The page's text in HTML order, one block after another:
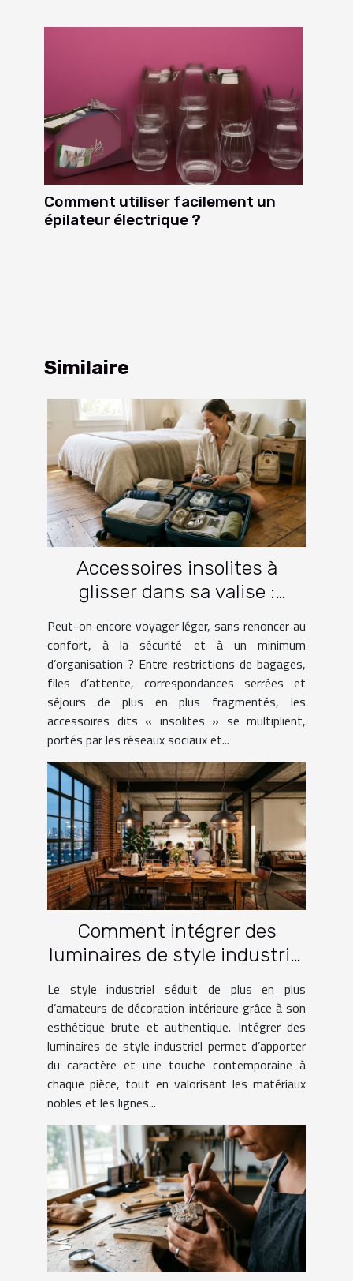
Comment utiliser facilement un
épilateur électrique ?
Similaire
Accessoires insolites à
glisser dans sa valise :
lesquels facilitent vraiment
le voyage ?
Peut-on encore voyager léger, sans renoncer au
confort, à la sécurité et à un minimum
d’organisation ? Entre restrictions de bagages,
files d’attente, correspondances serrées et
séjours de plus en plus fragmentés, les
accessoires dits « insolites » se multiplient,
portés par les réseaux sociaux et...
Comment intégrer des
luminaires de style industriel
dans votre intérieur ?
Le style industriel séduit de plus en plus
d’amateurs de décoration intérieure grâce à son
esthétique brute et authentique. Intégrer des
luminaires de style industriel permet d’apporter
du caractère et une touche contemporaine à
chaque pièce, tout en valorisant les matériaux
nobles et les lignes...